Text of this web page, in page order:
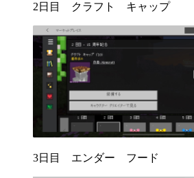
2日目 クラフト キャップ
3日目 エンダー フード